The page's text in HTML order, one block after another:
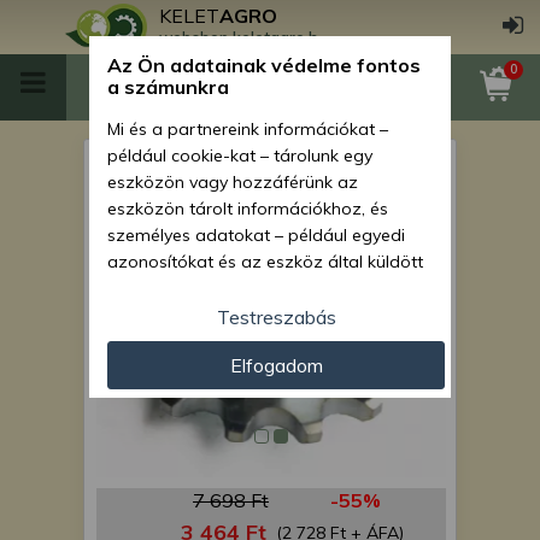
KELETAGRO
webshop.keletagro.hu
0
lánckerék Z=12 (Meca)
7 698 Ft -55%
3 464 Ft (2 728 Ft + ÁFA)
Az Ön adatainak védelme fontos
a számunkra
Mi és a partnereink információkat –
például cookie-kat – tárolunk egy
eszközön vagy hozzáférünk az
eszközön tárolt információkhoz, és
személyes adatokat – például egyedi
azonosítókat és az eszköz által küldött
személyre szabott hirdetések és
tartalom nyújtásához, hirdetés- és
tartalomméréshez, nézettségi adatok
gyűjtéséhez, valamint termékek
kifejlesztéséhez és a termékek
javításához. Az Ön engedélyével mi és a
módszerrel szerzett pontos geolokációs
adatokat és azonosítási információkat
Testreszabás
Elfogadom